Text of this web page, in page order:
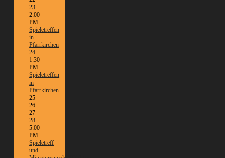
23
2:00
PM -
Spieletreffen
in
Pfarrkirchen
24
1:30
PM -
Spieletreffen
in
Pfarrkirchen
25
26
27
28
5:00
PM -
Spieletreff
und